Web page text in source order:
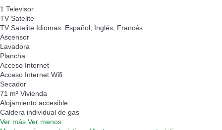
1 Televisor
TV Satelite
TV Satelite Idiomas: Español, Inglés, Francés
Ascensor
Lavadora
Plancha
Acceso Internet
Acceso Internet Wifi
Secador
71 m² Vivienda
Alojamiento accesible
Caldera individual de gas
Ver más Ver menos